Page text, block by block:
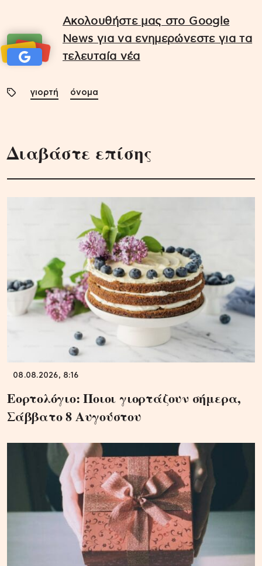
Ακολουθήστε μας στο Google
News για να ενημερώνεστε για τα
τελευταία νέα
γιορτή όνομα
Διαβάστε επίσης
08.08.2026, 8:16
Εορτολόγιο: Ποιοι γιορτάζουν σήμερα,
Σάββατο 8 Αυγούστου